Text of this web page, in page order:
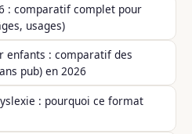
: comparatif complet pour
usages)
enfants : comparatif des
pub) en 2026
: pourquoi ce format